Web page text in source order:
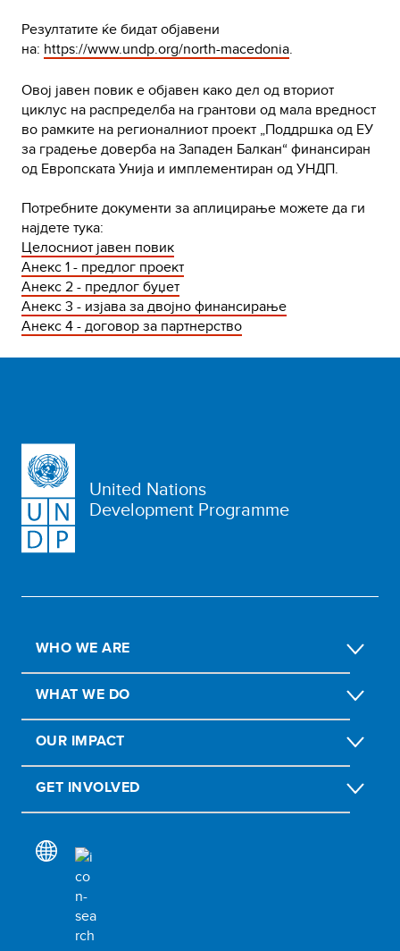
Резултатите ќе бидат објавени
на: https://www.undp.org/north-macedonia.
Овој јавен повик е објавен како дел од вториот
циклус на распределба на грантови од мала вредност
во рамките на регионалниот проект „Поддршка од ЕУ
за градење доверба на Западен Балкан“ финансиран
од Европската Унија и имплементиран од УНДП.
Потребните документи за аплицирање можете да ги
најдете тука:
Целосниот јавен повик
Анекс 1 - предлог проект
Анекс 2 - предлог буџет
Анекс 3 - изјава за двојно финансирање
Анекс 4 - договор за партнерство
United Nations
Development Programme
WHO WE ARE
WHAT WE DO
OUR IMPACT
GET INVOLVED